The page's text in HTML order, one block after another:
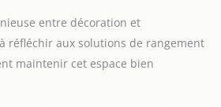
entre décoration et
réfléchir aux solutions de rangement
maintenir cet espace bien